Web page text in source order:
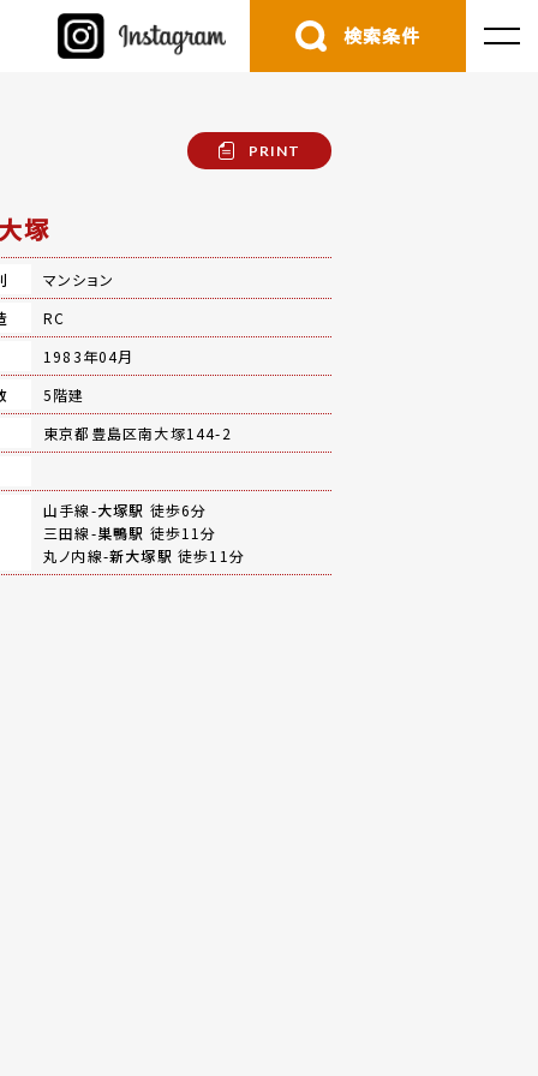
検索条件
PRINT
塚
マンション
RC
1983年04月
5階建
東京都豊島区南大塚144-2
山手線-大塚駅 徒歩6分
三田線-巣鴨駅 徒歩11分
丸ノ内線-新大塚駅 徒歩11分